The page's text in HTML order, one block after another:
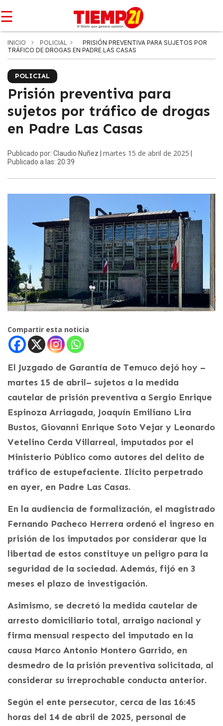
☰
INICIO POLICIAL
PRISIÓN PREVENTIVA PARA SUJETOS POR
TRÁFICO DE DROGAS EN PADRE LAS CASAS
POLICIAL
Prisión preventiva para
sujetos por tráfico de drogas
en Padre Las Casas
Publicado por: Claudio Nuñez | martes 15 de abril de 2025
Publicado a las: 20:39
Compartir esta noticia
El Juzgado de Garantía de Temuco dejó hoy –
martes 15 de abril– sujetos a la medida
cautelar de prisión preventiva a Sergio Enrique
Espinoza Arriagada, Joaquín Emiliano Lira
Bustos, Giovanni Enrique Soto Vejar y Leonardo
Vetelino Cerda Villarreal, imputados por el
Ministerio Público como autores del delito de
tráfico de estupefaciente. Ilícito perpetrado
en ayer, en Padre Las Casas.
En la audiencia de formalización, el magistrado
Fernando Pacheco Herrera ordenó el ingreso en
prisión de los imputados por considerar que la
libertad de estos constituye un peligro para la
seguridad de la sociedad. Además, fijó en 3
meses el plazo de investigación.
Asimismo, se decretó la medida cautelar de
arresto domiciliario total, arraigo nacional y
firma mensual respecto del imputado en la
causa Marco Antonio Montero Garrido, en
desmedro de la prisión preventiva solicitada, al
considerar su irreprochable conducta anterior.
Según el ente persecutor, cerca de las 16:45
horas del 14 de abril de 2025, personal de